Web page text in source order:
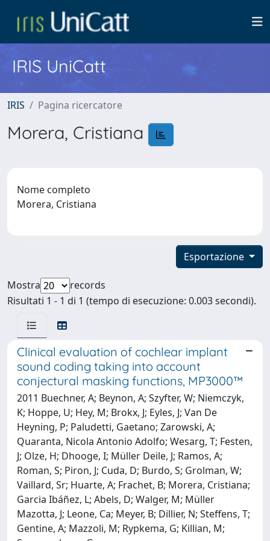
IRIS UniCatt
IRIS Pagina ricercatore
Morera, Cristiana
Nome completo
Morera, Cristiana
Esportazione
Mostra
records
Risultati 1 - 1 di 1 (tempo di esecuzione: 0.003 secondi).
Clinical evaluation of cochlear implant
sound coding taking into account
conjectural masking functions, MP3000™
2011 Buechner, A; Beynon, A; Szyfter, W; Niemczyk,
K; Hoppe, U; Hey, M; Brokx, J; Eyles, J; Van De
Heyning, P; Paludetti, Gaetano; Zarowski, A;
Quaranta, Nicola Antonio Adolfo; Wesarg, T; Festen,
J; Olze, H; Dhooge, I; Müller Deile, J; Ramos, A;
Roman, S; Piron, J; Cuda, D; Burdo, S; Grolman, W;
Vaillard, Sr; Huarte, A; Frachet, B; Morera, Cristiana;
Garcia Ibáñez, L; Abels, D; Walger, M; Müller
Mazotta, J; Leone, Ca; Meyer, B; Dillier, N; Steffens, T;
Gentine, A; Mazzoli, M; Rypkema, G; Killian, M;